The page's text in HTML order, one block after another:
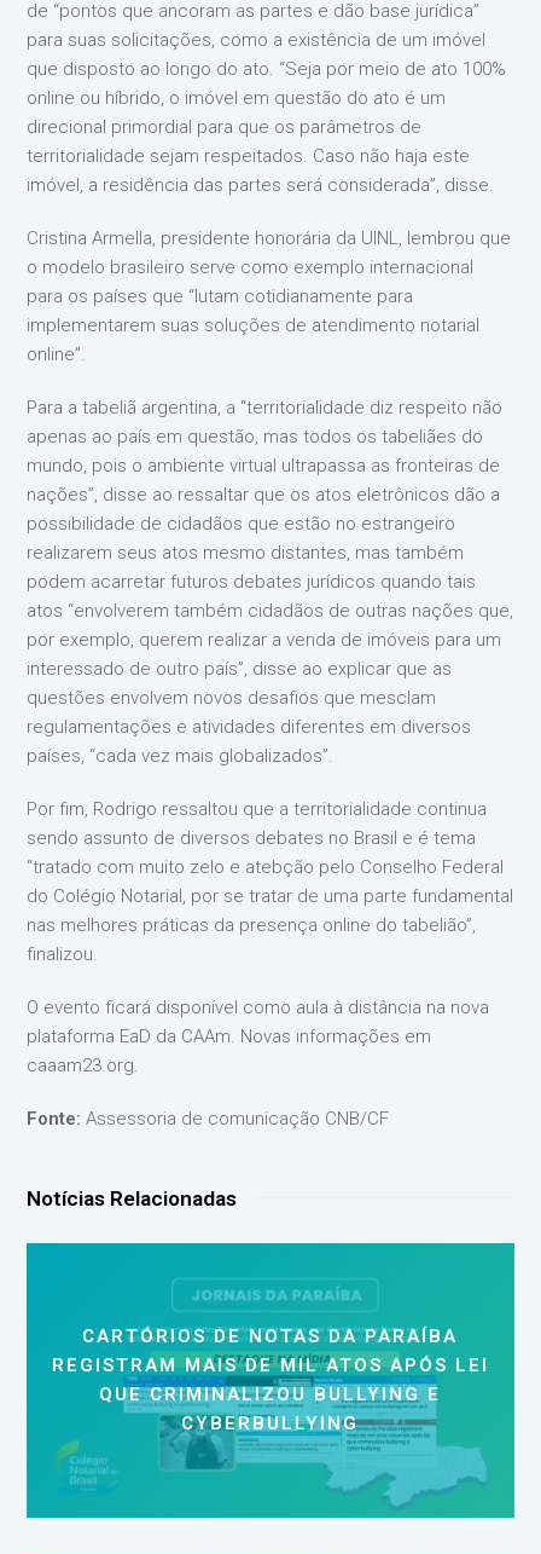
de “pontos que ancoram as partes e dão base jurídica”
para suas solicitações, como a existência de um imóvel
que disposto ao longo do ato. “Seja por meio de ato 100%
online ou híbrido, o imóvel em questão do ato é um
direcional primordial para que os parâmetros de
territorialidade sejam respeitados. Caso não haja este
imóvel, a residência das partes será considerada”, disse.
Cristina Armella, presidente honorária da UINL, lembrou que
o modelo brasileiro serve como exemplo internacional
para os países que “lutam cotidianamente para
implementarem suas soluções de atendimento notarial
online”.
Para a tabeliã argentina, a “territorialidade diz respeito não
apenas ao país em questão, mas todos os tabeliães do
mundo, pois o ambiente virtual ultrapassa as fronteiras de
nações”, disse ao ressaltar que os atos eletrônicos dão a
possibilidade de cidadãos que estão no estrangeiro
realizarem seus atos mesmo distantes, mas também
podem acarretar futuros debates jurídicos quando tais
atos “envolverem também cidadãos de outras nações que,
por exemplo, querem realizar a venda de imóveis para um
interessado de outro país”, disse ao explicar que as
questões envolvem novos desafios que mesclam
regulamentações e atividades diferentes em diversos
países, “cada vez mais globalizados”.
Por fim, Rodrigo ressaltou que a territorialidade continua
sendo assunto de diversos debates no Brasil e é tema
“tratado com muito zelo e atebção pelo Conselho Federal
do Colégio Notarial, por se tratar de uma parte fundamental
nas melhores práticas da presença online do tabelião”,
finalizou.
O evento ficará disponível como aula à distância na nova
plataforma EaD da CAAm. Novas informações em
caaam23.org.
Fonte:Assessoria de comunicação CNB/CF
Notícias Relacionadas
CARTÓRIOS DE NOTAS DA PARAÍBA
REGISTRAM MAIS DE MIL ATOS APÓS LEI
QUE CRIMINALIZOU BULLYING E
CYBERBULLYING